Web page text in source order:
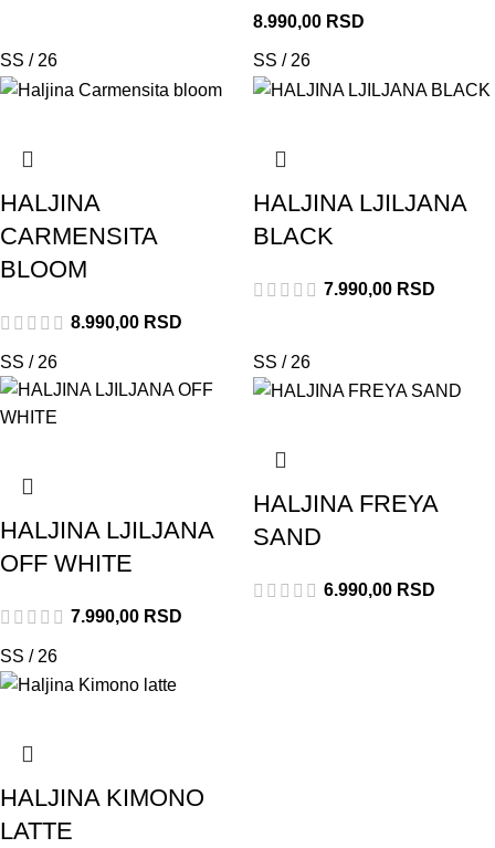
8.990,00 RSD
SS / 26
HALJINA
CARMENSITA
BLOOM
8.990,00 RSD
SS / 26
HALJINA LJILJANA
BLACK
7.990,00 RSD
SS / 26
HALJINA LJILJANA
OFF WHITE
7.990,00 RSD
SS / 26
HALJINA FREYA
SAND
6.990,00 RSD
SS / 26
HALJINA KIMONO
LATTE